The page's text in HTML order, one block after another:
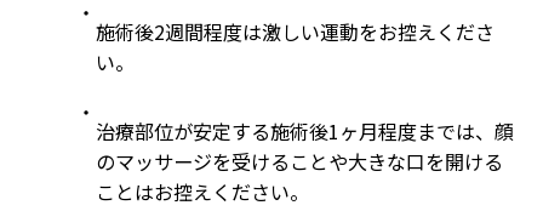
施術後2週間程度は激しい運動をお控えくださ
い。
治療部位が安定する施術後1ヶ月程度までは、顔
のマッサージを受けることや大きな口を開ける
ことはお控えください。